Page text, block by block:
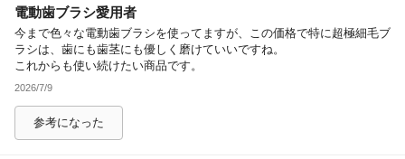
電動歯ブラシ愛用者
今まで色々な電動歯ブラシを使ってますが、この価格で特に超極細毛ブ
ラシは、歯にも歯茎にも優しく磨けていいですね。
これからも使い続けたい商品です。
2026/7/9
参考になった
除外ワード